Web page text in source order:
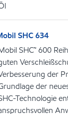
SHC 634
SHC™ 600
der
der
Technologie